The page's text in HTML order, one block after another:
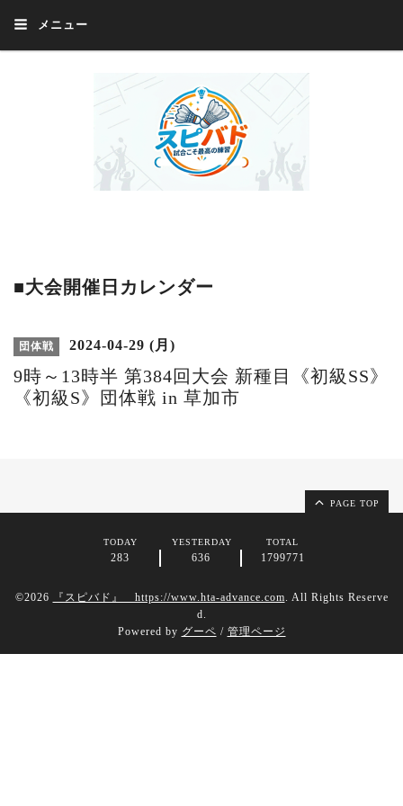
メニュー
■大会開催日カレンダー
団体戦 2024-04-29 (月)
9時～13時半 第384回大会 新種目《初級SS》
《初級S》団体戦 in 草加市
PAGE TOP
TODAY
283
YESTERDAY
636
TOTAL
1799771
©2026 『スピバド』 https://www.hta-advance.com. All Rights Reserve
d.
Powered by グーペ / 管理ページ